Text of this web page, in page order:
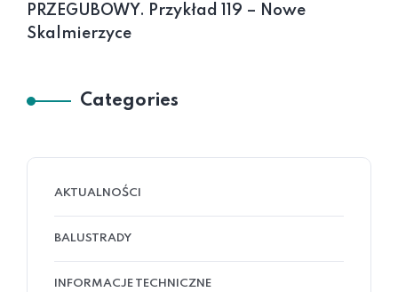
PRZEGUBOWY. Przykład 119 – Nowe
Skalmierzyce
Categories
AKTUALNOŚCI
BALUSTRADY
INFORMACJE TECHNICZNE